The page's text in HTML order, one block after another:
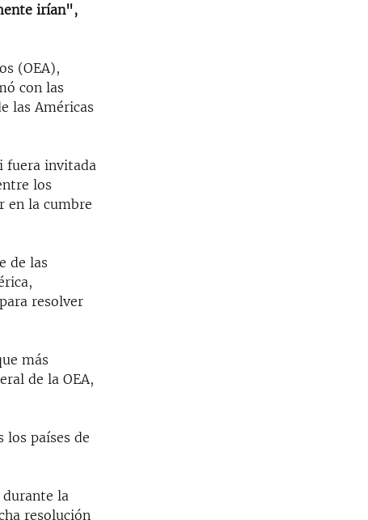
irían",
(OEA),
con las
las Américas
fuera invitada
los
en la cumbre
de las
resolver
más
de la OEA,
los países de
durante la
resolución